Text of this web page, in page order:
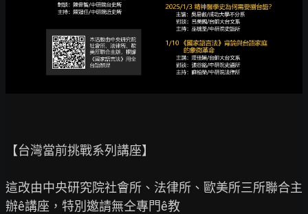
【台灣當前挑戰系列講座】
這改由中央研究院社會所、法律所、歐美所三所聯合主
辦ê講座，特別邀請無仝專門ê教